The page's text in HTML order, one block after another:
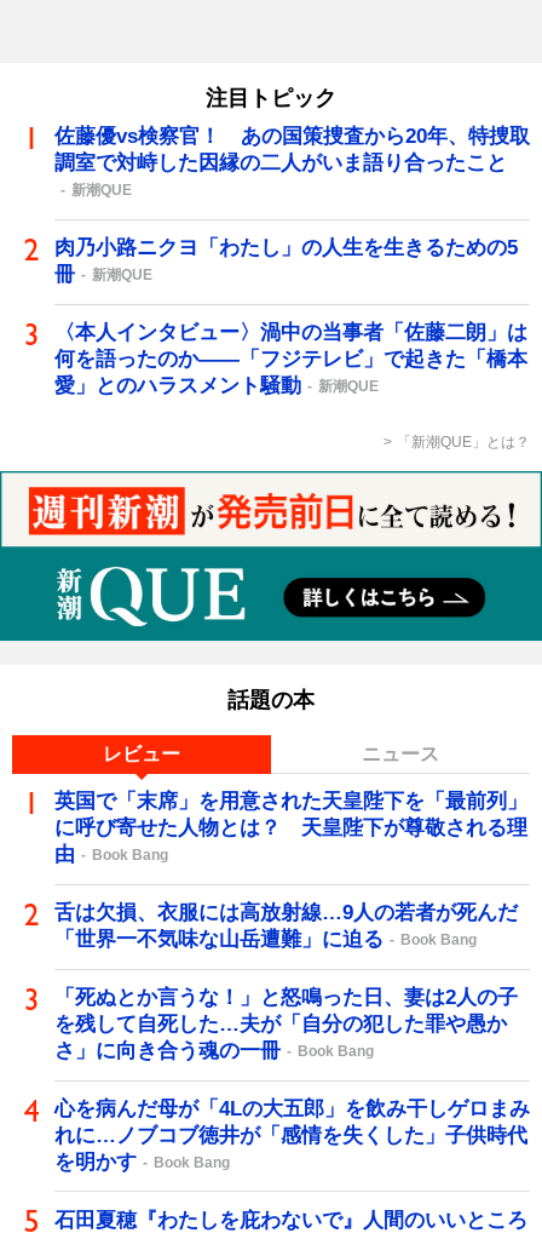
注目トピック
佐藤優vs検察官！ あの国策捜査から20年、特捜取
調室で対峙した因縁の二人がいま語り合ったこと
新潮QUE
肉乃小路ニクヨ「わたし」の人生を生きるための5
冊
新潮QUE
〈本人インタビュー〉渦中の当事者「佐藤二朗」は
何を語ったのか――「フジテレビ」で起きた「橋本
愛」とのハラスメント騒動
新潮QUE
「新潮QUE」とは？
話題の本
レビュー ニュース
英国で「末席」を用意された天皇陛下を「最前列」
に呼び寄せた人物とは？ 天皇陛下が尊敬される理
由
Book Bang
舌は欠損、衣服には高放射線…9人の若者が死んだ
「世界一不気味な山岳遭難」に迫る
Book Bang
「死ぬとか言うな！」と怒鳴った日、妻は2人の子
を残して自死した…夫が「自分の犯した罪や愚か
さ」に向き合う魂の一冊
Book Bang
心を病んだ母が「4Lの大五郎」を飲み干しゲロまみ
れに…ノブコブ徳井が「感情を失くした」子供時代
を明かす
Book Bang
石田夏穂『わたしを庇わないで』人間のいいところ